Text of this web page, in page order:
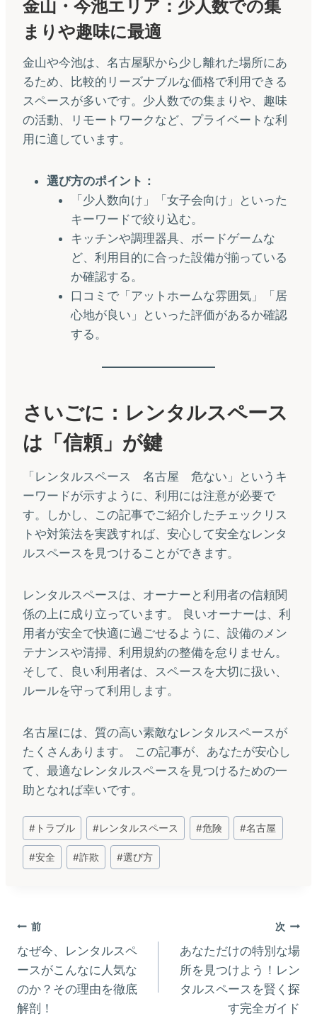
金山・今池エリア：少人数での集
まりや趣味に最適
金山や今池は、名古屋駅から少し離れた場所にあ
るため、比較的リーズナブルな価格で利用できる
スペースが多いです。少人数での集まりや、趣味
の活動、リモートワークなど、プライベートな利
用に適しています。
選び方のポイント：
「少人数向け」「女子会向け」といった
キーワードで絞り込む。
キッチンや調理器具、ボードゲームな
ど、利用目的に合った設備が揃っている
か確認する。
口コミで「アットホームな雰囲気」「居
心地が良い」といった評価があるか確認
する。
さいごに：レンタルスペース
は「信頼」が鍵
「レンタルスペース 名古屋 危ない」というキ
ーワードが示すように、利用には注意が必要で
す。しかし、この記事でご紹介したチェックリス
トや対策法を実践すれば、安心して安全なレンタ
ルスペースを見つけることができます。
レンタルスペースは、オーナーと利用者の信頼関
係の上に成り立っています。 良いオーナーは、利
用者が安全で快適に過ごせるように、設備のメン
テナンスや清掃、利用規約の整備を怠りません。
そして、良い利用者は、スペースを大切に扱い、
ルールを守って利用します。
名古屋には、質の高い素敵なレンタルスペースが
たくさんあります。 この記事が、あなたが安心し
て、最適なレンタルスペースを見つけるための一
助となれば幸いです。
投
稿
タ
# トラブル #レンタルスペース #危険 #名古屋
#安全 #詐欺 #選び方
投
稿
ナ
ビ
前
なぜ今、レンタルスペ
ースがこんなに人気な
のか？その理由を徹底
解剖！
次
あなただけの特別な場
所を見つけよう！レン
タルスペースを賢く探
す完全ガイド